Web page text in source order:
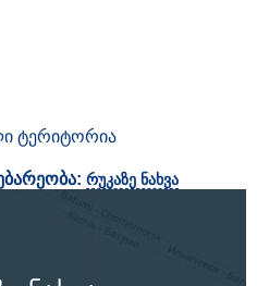
ტერიტორია
რუკაზე ნახვა